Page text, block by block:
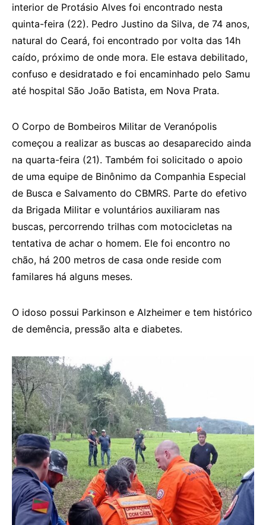
interior de Protásio Alves foi encontrado nesta
quinta-feira (22). Pedro Justino da Silva, de 74 anos,
natural do Ceará, foi encontrado por volta das 14h
caído, próximo de onde mora. Ele estava debilitado,
confuso e desidratado e foi encaminhado pelo Samu
até hospital São João Batista, em Nova Prata.
O Corpo de Bombeiros Militar de Veranópolis
começou a realizar as buscas ao desaparecido ainda
na quarta-feira (21). Também foi solicitado o apoio
de uma equipe de Binônimo da Companhia Especial
de Busca e Salvamento do CBMRS. Parte do efetivo
da Brigada Militar e voluntários auxiliaram nas
buscas, percorrendo trilhas com motocicletas na
tentativa de achar o homem. Ele foi encontro no
chão, há 200 metros de casa onde reside com
familares há alguns meses.
O idoso possui Parkinson e Alzheimer e tem histórico
de demência, pressão alta e diabetes.